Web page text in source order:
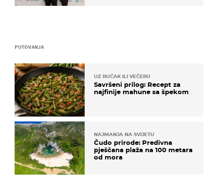
PUTOVANJA
UZ RUČAK ILI VEČERU
Savršeni prilog: Recept za
najfinije mahune sa špekom
NAJMANJA NA SVIJETU
Čudo prirode: Predivna
pješčana plaža na 100 metara
od mora